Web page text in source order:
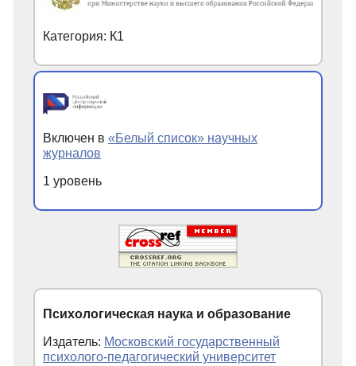
Категория: К1
Включен в «Белый список» научных
журналов
1 уровень
Психологическая наука и образование
Издатель: Московский государственный
психолого-педагогический университет